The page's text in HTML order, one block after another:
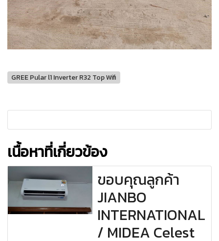
GREE Pular l1 Inverter R32 Top Wifi
เนื้อหาที่เกี่ยวข้อง
ขอบคุณลูกค้า
JIANBO
INTERNATIONAL
/ MIDEA Celest